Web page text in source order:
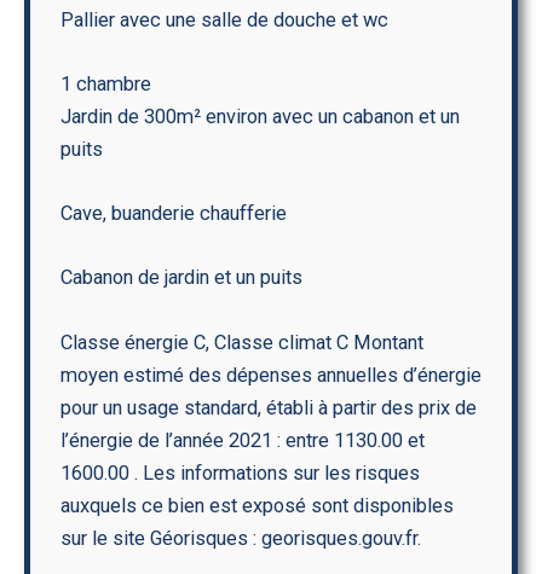
Pallier avec une salle de douche et wc
1 chambre
Jardin de 300m² environ avec un cabanon et un
puits
Cave, buanderie chaufferie
Cabanon de jardin et un puits
Classe énergie C, Classe climat C Montant
moyen estimé des dépenses annuelles d’énergie
pour un usage standard, établi à partir des prix de
l’énergie de l’année 2021 : entre 1130.00 et
1600.00 . Les informations sur les risques
auxquels ce bien est exposé sont disponibles
sur le site Géorisques : georisques.gouv.fr.